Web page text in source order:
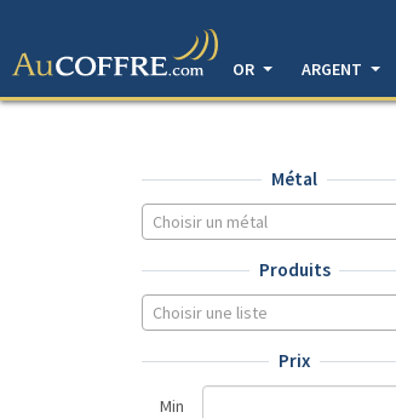
OR
ARGENT
Métal
Choisir un métal
Produits
Choisir une liste
Prix
Min